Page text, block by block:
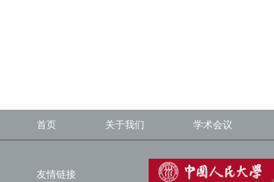
首页 关于我们 学术会议
友情链接